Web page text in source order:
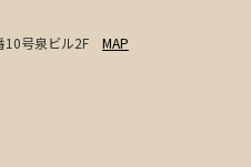
10号泉ビル2F MAP